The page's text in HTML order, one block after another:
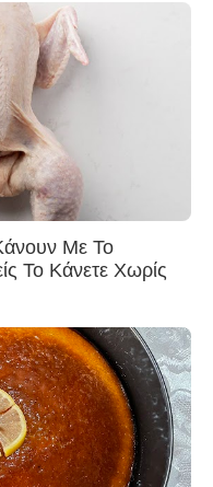
Με Το
Το Κάνετε Χωρίς